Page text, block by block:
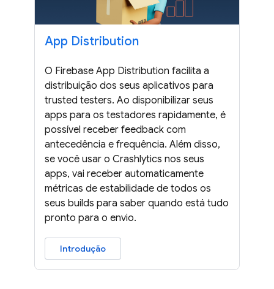
App Distribution
O Firebase App Distribution facilita a
distribuição dos seus aplicativos para
trusted testers. Ao disponibilizar seus
apps para os testadores rapidamente, é
possível receber feedback com
antecedência e frequência. Além disso,
se você usar o Crashlytics nos seus
apps, vai receber automaticamente
métricas de estabilidade de todos os
seus builds para saber quando está tudo
pronto para o envio.
Introdução